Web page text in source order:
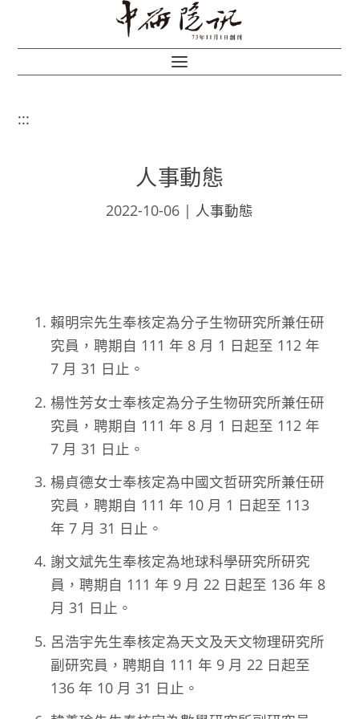
:::
人事動態
2022-10-06 | 人事動態
賴明宗先生奉核定為分子生物研究所兼任研
究員，聘期自 111 年 8 月 1 日起至 112 年
7 月 31 日止。
楊性芳女士奉核定為分子生物研究所兼任研
究員，聘期自 111 年 8 月 1 日起至 112 年
7 月 31 日止。
楊貞德女士奉核定為中國文哲研究所兼任研
究員，聘期自 111 年 10 月 1 日起至 113
年 7 月 31 日止。
謝文斌先生奉核定為地球科學研究所研究
員，聘期自 111 年 9 月 22 日起至 136 年 8
月 31 日止。
呂浩宇先生奉核定為天文及天文物理研究所
副研究員，聘期自 111 年 9 月 22 日起至
136 年 10 月 31 日止。